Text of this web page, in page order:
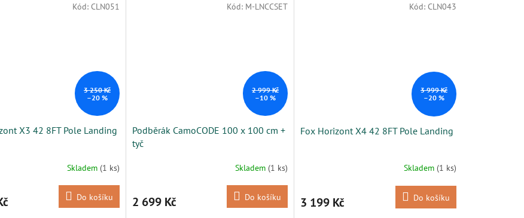
3 250 Kč
–20 %
X3 42 8FT Pole Landing
Skladem (1 ks)
Do košíku
Kód: CLN051
2 999 Kč
–10 %
Podběrák CamoCODE 100 x 100 cm +
tyč
Skladem (1 ks)
2 699 Kč Do košíku
Kód: M-LNCCSET
3 999 Kč
–20 %
Fox Horizont X4 42 8FT Pole Landing
Skladem (1 ks)
3 199 Kč Do košíku
Kód: CLN043